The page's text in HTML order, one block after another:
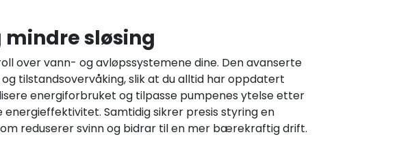
sløsing
over vann- og avløpssystemene dine. Den avanserte
tilstandsovervåking, slik at du alltid har oppdatert
energiforbruket og tilpasse pumpenes ytelse etter
Samtidig sikrer presis styring en
reduserer svinn og bidrar til en mer bærekraftig drift.